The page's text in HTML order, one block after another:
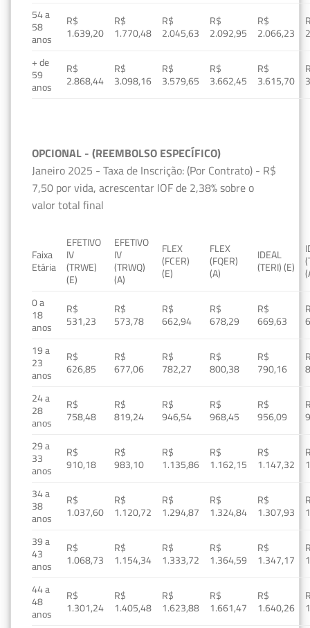
54 a
58
anos
R$
1.639,20
R$
1.770,48
R$
2.045,63
R$
2.092,95
R$
2.066,23
+ de
59
anos
R$
2.868,44
R$
3.098,16
R$
3.579,65
R$
3.662,45
R$
3.615,70
OPCIONAL - (REEMBOLSO ESPECÍFICO)
Janeiro 2025 - Taxa de Inscrição: (Por Contrato) - R$
7,50 por vida, acrescentar IOF de 2,38% sobre o
valor total final
Faixa
Etária
EFETIVO
IV
(TRWE)
(E)
EFETIVO
IV
(TRWQ)
(A)
FLEX
(FCER)
(E)
FLEX
(FQER)
(A)
IDEAL
(TERI) (E)
0 a
18
anos
R$
531,23
R$
573,78
R$
662,94
R$
678,29
R$
669,63
19 a
23
anos
R$
626,85
R$
677,06
R$
782,27
R$
800,38
R$
790,16
24 a
28
anos
R$
758,48
R$
819,24
R$
946,54
R$
968,45
R$
956,09
29 a
33
anos
R$
910,18
R$
983,10
R$
1.135,86
R$
1.162,15
R$
1.147,32
34 a
38
anos
R$
1.037,60
R$
1.120,72
R$
1.294,87
R$
1.324,84
R$
1.307,93
39 a
43
anos
R$
1.068,73
R$
1.154,34
R$
1.333,72
R$
1.364,59
R$
1.347,17
44 a
48
anos
R$
1.301,24
R$
1.405,48
R$
1.623,88
R$
1.661,47
R$
1.640,26